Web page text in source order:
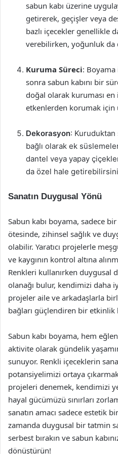
sabun kabı üzerine
getirerek, geçişler veya
bazlı içecekler genellikle
verebilirken, yoğunluk da
Kuruma Süreci:
sonra sabun kabını bir
doğal olarak kuruması en
etkenlerden korumak
Dekorasyon: Kuruduktan
bağlı olarak ek
dantel veya yapay
da özel hale
Sanatın Duygusal Yönü
Sabun kabı boyama, sadece
ötesinde, zihinsel sağlık ve
olabilir. Yaratıcı projelerle
ve kaygının kontrol altına
Renkleri kullanırken duygusal
olanağı bulur, kendimizi daha
projeler aile ve arkadaşlarla
bağları güçlendiren bir etkinlik
Sabun kabı boyama, hem
aktivite olarak gündelik
sunuyor. Renkli içeceklerin
potansiyelimizi ortaya
projeleri denemek, kendimizi
hayal gücümüzü sınırları
sanatın amacı sadece estetik
zamanda duygusal bir tatmin
serbest bırakın ve sabun
dönüştürün!